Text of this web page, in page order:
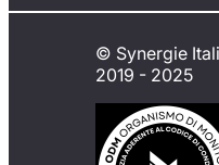
© Synergie
2019 - 2025